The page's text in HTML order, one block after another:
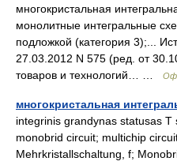
многокристальная
монолитные интегральные
подложкой (категория 3);...
27.03.2012 N 575 (ред. от
товаров и технологий… …
многокристальная
integrinis grandynas statusas T
monobrid circuit; multichip
Mehrkristallschaltung, f;